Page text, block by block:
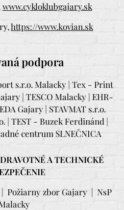
www.cykloklubgajary.sk
https://www.kovian.sk
podpora
s.r.o. Malacky | Tex - Print
| TESCO Malacky | EHR-
Gajary | STAVMAT s.r.o.
| TEST - Buzek Ferdinánd |
centrum SLNEČNICA
A TECHNICKÉ
Požiarny zbor Gajary | NsP